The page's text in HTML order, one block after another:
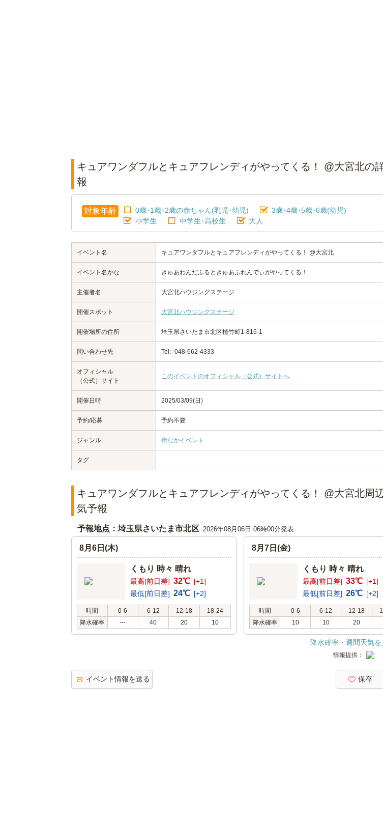
キュアワンダフルとキュアフレンディがやってくる！ @大宮北の
報
対象年齢 0歳･1歳･2歳の赤ちゃん(乳児･幼児)
3歳･4歳･5歳･6歳(幼児)
小学生
中学生･高校生 大人
イベント名 キュアワンダフルとキュアフレンディがやってくる！ @大宮北
イベント名かな きゅあわんだふるときゅあふれんでぃがやってくる！
主催者名 大宮北ハウジングステージ
開催スポット 大宮北ハウジングステージ
開催場所の住所 埼玉県さいたま市北区植竹町1-816-1
問い合わせ先 Tel: 048-662-4333
オフィシャル
（公式）サイト
このイベントのオフィシャル（公式）サイトへ
開催日時 2025/03/09(日)
予約/応募 予約不要
ジャンル 街なかイベント
タグ
キュアワンダフルとキュアフレンディがやってくる！ @大宮北周
気予報
予報地点：埼玉県さいたま市北区 2026年08月06日 06時00分発表
8月6日(木)
くもり 時々 晴れ
最高[前日差] 32℃ [+1]
最低[前日差] 24℃ [+2]
時間 0-6 6-12 12-18
18-24
降水確率
--- 40 20 10
8月7日(金)
くもり 時々 晴れ
最高[前日差] 33℃ [+1]
最低[前日差] 26℃ [+2]
時間 0-6 6-12 12-18
降水確率
10 10 20
降水確率・週間天気を
情報提供：
イベント情報を送る 保存